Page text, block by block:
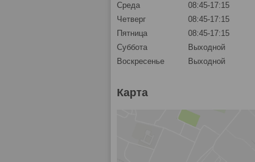
Среда
08:45-17:15
Четверг
08:45-17:15
Пятница
08:45-17:15
Суббота
Выходной
Воскресенье
Выходной
Карта